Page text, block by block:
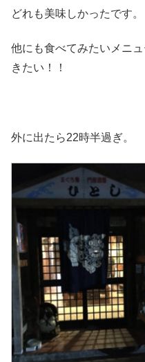
どれも美味しかったです。
他にも食べてみたいメニ
きたい！！
外に出たら22時半過ぎ。